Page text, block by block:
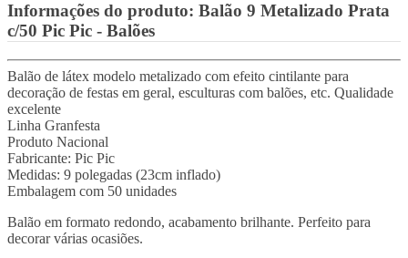
Informações do produto: Balão 9 Metalizado Prata
c/50 Pic Pic - Balões
Balão de látex modelo metalizado com efeito cintilante para
decoração de festas em geral, esculturas com balões, etc. Qualidade
excelente
Linha Granfesta
Produto Nacional
Fabricante: Pic Pic
Medidas: 9 polegadas (23cm inflado)
Embalagem com 50 unidades
Balão em formato redondo, acabamento brilhante. Perfeito para
decorar várias ocasiões.